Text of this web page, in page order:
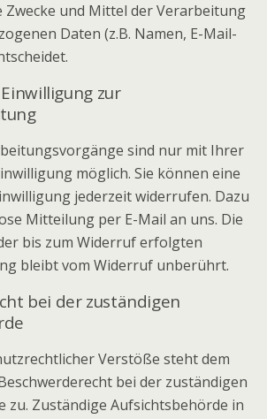
Zwecke und Mittel der Verarbeitung
Daten (z.B. Namen, E-Mail-
zur
sind nur mit Ihrer
möglich. Sie können eine
jederzeit widerrufen. Dazu
Mitteilung per E-Mail an uns. Die
bis zum Widerruf erfolgten
bleibt vom Widerruf unberührt.
bei der zuständigen
Verstöße steht dem
bei der zuständigen
zu. Zuständige Aufsichtsbehörde in